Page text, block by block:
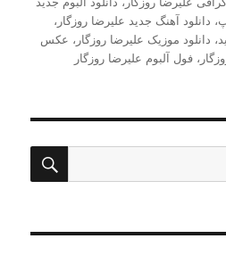
، دانلود آهنگ جدید علیرضا روزگار ،
، دانلود موزیک علیرضا روزگار ، عکس
،فول آلبوم علیرضا روزگار